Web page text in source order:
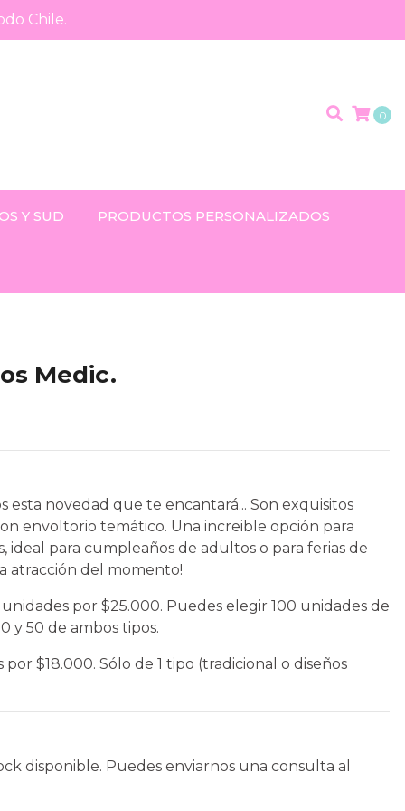
Chile.
0
Y SUD PRODUCTOS PERSONALIZADOS
Medic.
esta novedad que te encantará... Son exquisitos
envoltorio temático. Una increible opción para
ideal para cumpleaños de adultos o para ferias de
atracción del momento!
por $25.000. Puedes elegir 100 unidades de
y 50 de ambos tipos.
$18.000. Sólo de 1 tipo (tradicional o diseños
disponible. Puedes enviarnos una consulta al